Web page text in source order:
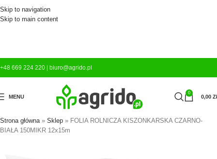
Skip to navigation
Skip to main content
+48 669 224 220 biuro@agrido.pl
MENU
0
0,00
Strona główna» Sklep » FOLIA ROLNICZA KISZONKARSKA CZARNO-
BIAŁA 150MIKR 12x15m